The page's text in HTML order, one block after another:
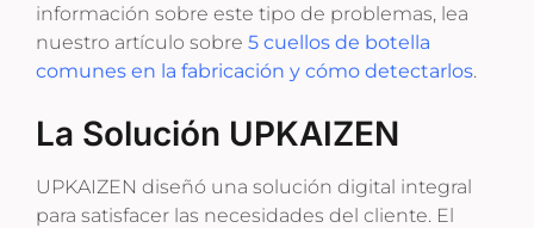
información sobre este tipo de problemas, lea
nuestro artículo sobre 5 cuellos de botella
comunes en la fabricación y cómo detectarlos.
La Solución UPKAIZEN
UPKAIZEN diseñó una solución digital integral
para satisfacer las necesidades del cliente. El